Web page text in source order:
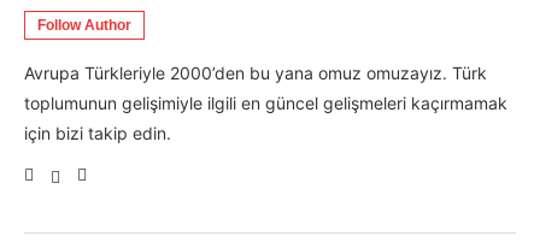
Follow Author
Avrupa Türkleriyle 2000’den bu yana omuz omuzayız. Türk
toplumunun gelişimiyle ilgili en güncel gelişmeleri kaçırmamak
için bizi takip edin.